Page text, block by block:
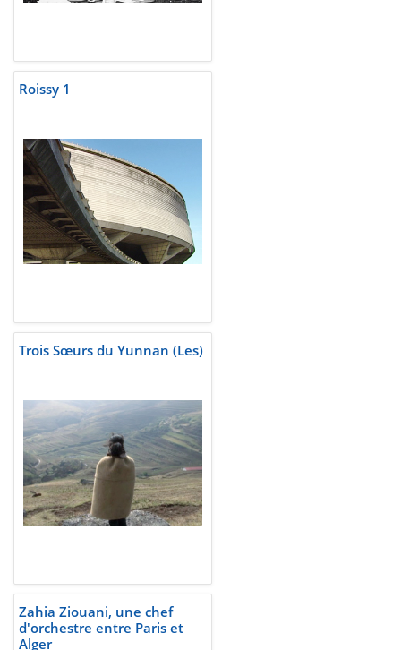
Roissy 1
Trois Sœurs du Yunnan (Les)
Zahia Ziouani, une chef
d'orchestre entre Paris et
Alger